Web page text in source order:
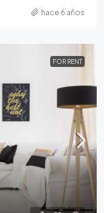
hace 6 años
FOR RENT